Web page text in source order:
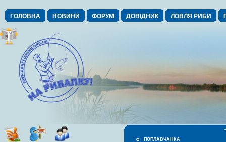
ГОЛОВНА НОВИНИ ФОРУМ ДОВІДНИК ЛОВЛЯ РИБИ
ПОПЛАВЧАНКА